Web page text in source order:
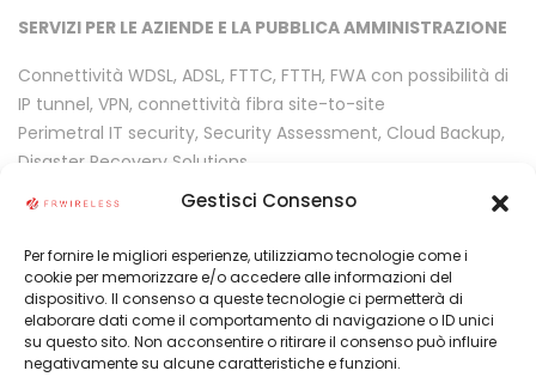
Gestisci Consenso
Per fornire le migliori esperienze, utilizziamo tecnologie come i
cookie per memorizzare e/o accedere alle informazioni del
dispositivo. Il consenso a queste tecnologie ci permetterà di
elaborare dati come il comportamento di navigazione o ID unici
su questo sito. Non acconsentire o ritirare il consenso può influire
negativamente su alcune caratteristiche e funzioni.
SERVIZI PER LE AZIENDE E LA PUBBLICA AMMINISTRAZIONE
Connettività WDSL, ADSL, FTTC, FTTH, FWA con possibilità di
IP tunnel, VPN, connettività fibra site-to-site
Perimetral IT security, Security Assessment, Cloud Backup,
Disaster Recovery Solutions
Amministrazione e monitoraggio reti IP
Realizzazione reti IP strutturate e interconnesse site-to-site
o stand alone
Soluzioni all in one integrate per smart working
Centralini in cloud